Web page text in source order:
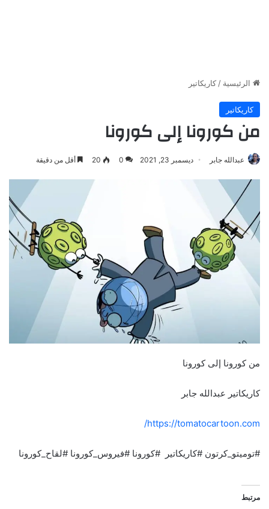
الرئيسية / كاريكاتير
كاريكاتير
من كورونا إلى كورونا
عبدالله جابر ديسمبر 23, 2021 0
20 أقل من دقيقة
من كورونا إلى كورونا
كاريكاتير عبدالله جابر
https://tomatocartoon.com/
#توميتو_كرتون #كاريكاتير #كورونا #فيروس_كورونا #لقاح_كورونا
مرتبط